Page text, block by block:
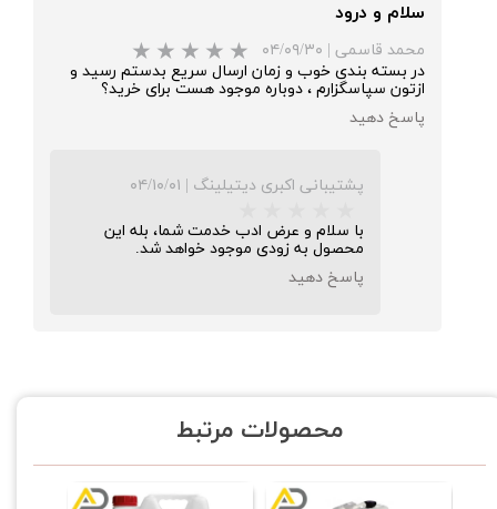
سلام و درود
محمد قاسمی | ۰۴/۰۹/۳۰
در بسته بندی خوب و زمان ارسال سریع بدستم رسید و
ازتون سپاسگزارم ، دوباره موجود هست برای خرید؟
پاسخ دهید
پشتیبانی اکبری دیتیلینگ | ۰۴/۱۰/۰۱
با سلام و عرض ادب خدمت شما، بله این
محصول به زودی موجود خواهد شد.
پاسخ دهید
محصولات مرتبط